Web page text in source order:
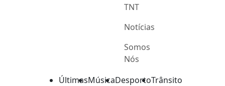
TNT
Notícias
Somos
Nós
ÚltimasMúsicaDesportoTrânsito